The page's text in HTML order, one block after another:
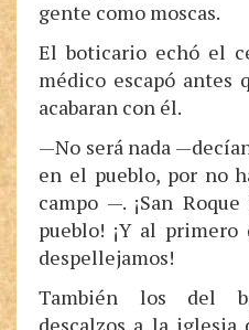
gente como moscas.
El boticario echó el
médico escapó antes
acabaran con él.
—No será nada
en el pueblo, por no
campo —. ¡San
pueblo! ¡Y al
despellejamos!
También los del
descalzos a la iglesia